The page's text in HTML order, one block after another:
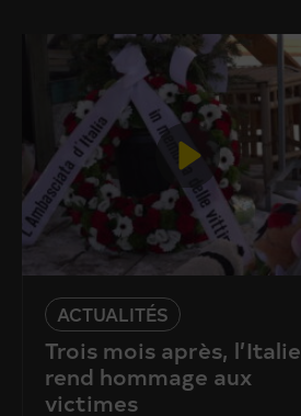
ACTUALITÉS
Trois mois après, l’Italie
rend hommage aux
victimes